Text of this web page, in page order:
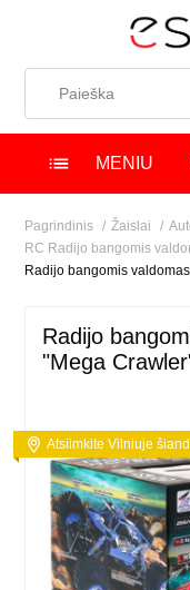
MENIU
Pagrindinis Žaislai
RC Radijo bangomis
Radijo bangomis
Radijo
"Mega
Atsiimkite Vilniuje